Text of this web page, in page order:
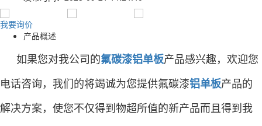
我要询价
产品概述
如果您对我公司的氟碳漆铝单板产品感兴趣，欢迎您
电话咨询，我们的将竭诚为您提供氟碳漆铝单板产品的
解决方案，使您不仅得到物超所值的新产品而且得到我